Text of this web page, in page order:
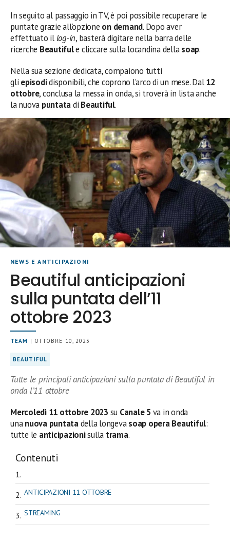
In seguito al passaggio in TV, è poi possibile recuperare le
puntate grazie all’opzione on demand. Dopo aver
effettuato illog-in, basterà digitare nella barra delle
ricerche Beautifule cliccare sulla locandina dellasoap.
Nella sua sezione dedicata, compaiono tutti
gli episodidisponibili, che coprono l’arco di un mese. Dal12
ottobre, conclusa la messa in onda, si troverà in lista anche
la nuova puntatadi Beautiful.
NEWS E ANTICIPAZIONI
Beautiful anticipazioni
sulla puntata dell’11
ottobre 2023
TEAM | OTTOBRE 10, 2023
BEAUTIFUL
Tutte le principali anticipazioni sulla puntata di Beautiful in
onda l’11 ottobre
Mercoledì 11 ottobre 2023 su Canale 5 va in onda
unanuova puntatadella longevasoap opera Beautiful:
tutte le anticipazionisulla trama.
Contenuti
ANTICIPAZIONI 11 OTTOBRE
STREAMING